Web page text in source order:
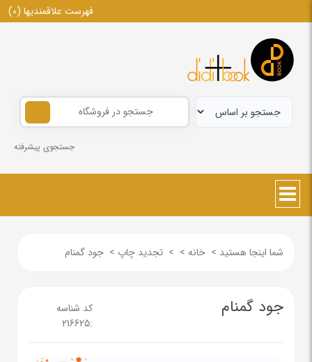
فهرست علاقمندیها (0)
جستجوی پیشرفته
شما اینجا هستید > خانه >
> تجدید چاپ > جود گمنام
جود گمنام
کد شناسه
:
216625